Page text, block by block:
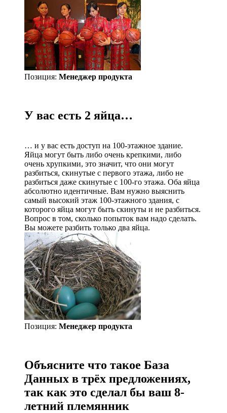
Позиция: Менеджер продукта
У вас есть 2 яйца…
… и у вас есть доступ на 100-этажное здание.
Яйца могут быть либо очень крепкими, либо
очень хрупкими, это значит, что они могут
разбиться, скинутые с первого этажа, либо не
разбиться даже скинутые с 100-го этажа. Оба яйца
абсолютно идентичные. Вам нужно выяснить
самый высокий этаж 100-этажного здания, с
которого яйца могут быть скинуты и не разбиться.
Вопрос в том, сколько попыток вам надо сделать.
Вы можете разбить только два яйца.
Позиция: Менеджер продукта
Объясните что такое База
Данных в трёх предложениях,
так как это сделал бы ваш 8-
летний племянник